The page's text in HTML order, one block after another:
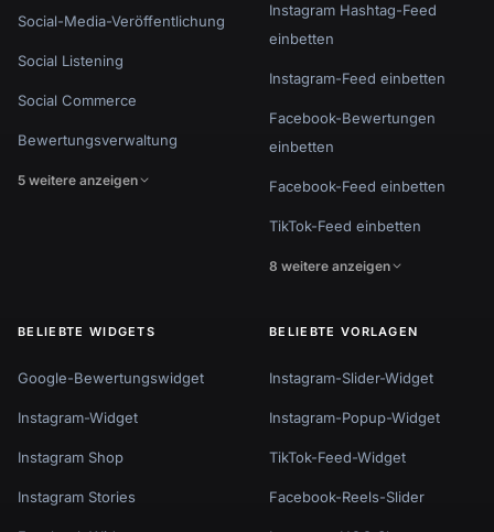
Social-Media-Veröffentlichung
Social Listening
Social Commerce
Bewertungsverwaltung
5 weitere anzeigen
Instagram Hashtag-Feed
einbetten
Instagram-Feed einbetten
Facebook-Bewertungen
einbetten
Facebook-Feed einbetten
TikTok-Feed einbetten
8 weitere anzeigen
BELIEBTE WIDGETS
Google-Bewertungswidget
Instagram-Widget
Instagram Shop
Instagram Stories
BELIEBTE VORLAGEN
Instagram-Slider-Widget
Instagram-Popup-Widget
TikTok-Feed-Widget
Facebook-Reels-Slider